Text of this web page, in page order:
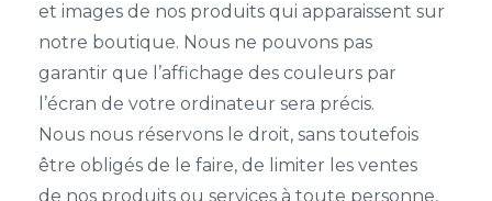
et images de nos produits qui apparaissent sur
notre boutique. Nous ne pouvons pas
garantir que l’affichage des couleurs par
l’écran de votre ordinateur sera précis.
Nous nous réservons le droit, sans toutefois
être obligés de le faire, de limiter les ventes
de nos produits ou services à toute personne,